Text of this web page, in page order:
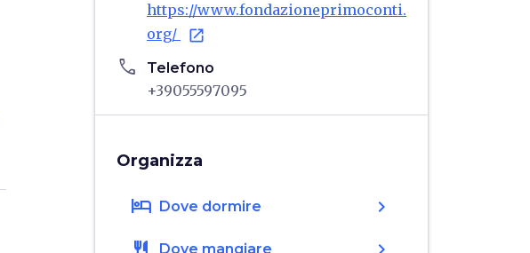
https://www.fondazioneprimoconti.
org/
open_in_new
phone Telefono
+39055597095
Organizza
hotel Dove dormire chevron_right
Dove mangiare